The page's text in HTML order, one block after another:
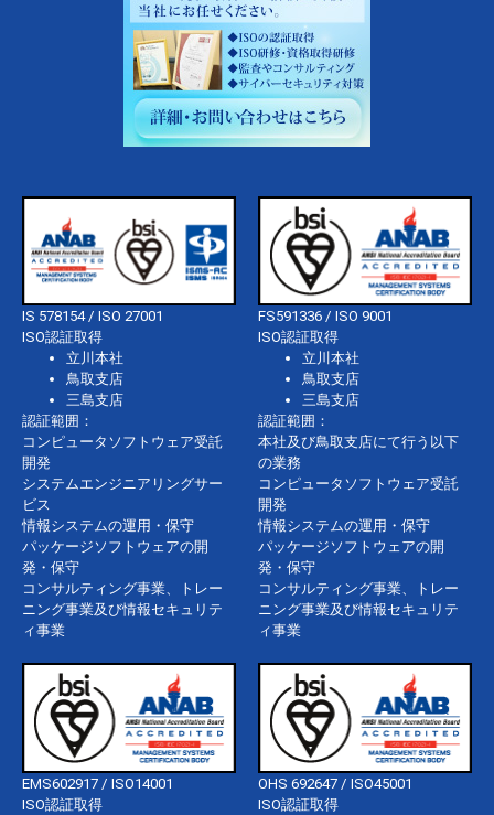
IS 578154 / ISO 27001
ISO認証取得
立川本社
鳥取支店
三島支店
認証範囲：
コンピュータソフトウェア受託
開発
システムエンジニアリングサー
ビス
情報システムの運用・保守
パッケージソフトウェアの開
発・保守
コンサルティング事業、トレー
ニング事業及び情報セキュリテ
ィ事業
FS591336 / ISO 9001
ISO認証取得
立川本社
鳥取支店
三島支店
認証範囲：
本社及び鳥取支店にて行う以下
の業務
コンピュータソフトウェア受託
開発
情報システムの運用・保守
パッケージソフトウェアの開
発・保守
コンサルティング事業、トレー
ニング事業及び情報セキュリテ
ィ事業
EMS602917 / ISO14001
ISO認証取得
OHS 692647 / ISO45001
ISO認証取得